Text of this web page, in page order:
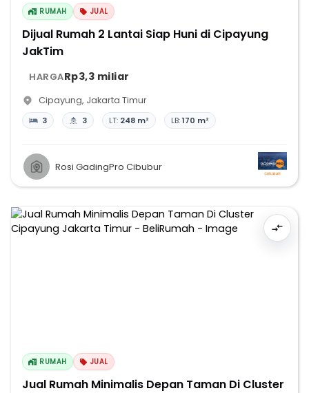
RUMAH JUAL
Dijual Rumah 2 Lantai Siap Huni di Cipayung
JakTim
HARGARp3,3 miliar
Cipayung, Jakarta Timur
3 3 LT: 248 m² LB:170 m²
Rosi GadingPro Cibubur
RUMAH JUAL
Jual Rumah Minimalis Depan Taman Di Cluster